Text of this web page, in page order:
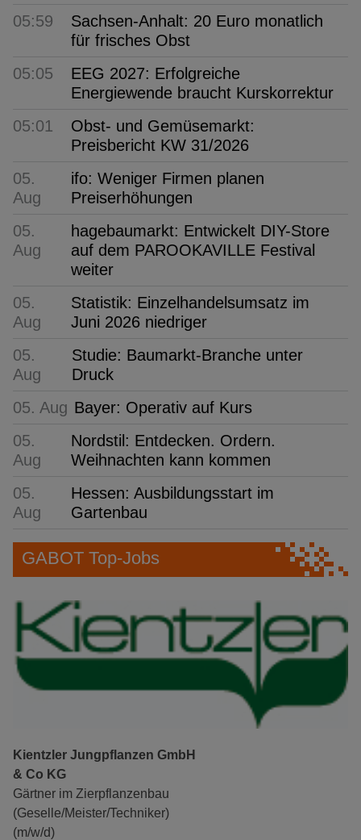
05:59
Sachsen-Anhalt: 20 Euro monatlich
für frisches Obst
05:05
EEG 2027: Erfolgreiche
Energiewende braucht Kurskorrektur
05:01
Obst- und Gemüsemarkt:
Preisbericht KW 31/2026
05.
Aug
ifo: Weniger Firmen planen
Preiserhöhungen
05.
Aug
hagebaumarkt: Entwickelt DIY-Store
auf dem PAROOKAVILLE Festival
weiter
05.
Aug
Statistik: Einzelhandelsumsatz im
Juni 2026 niedriger
05.
Aug
Studie: Baumarkt-Branche unter
Druck
05. Aug Bayer: Operativ auf Kurs
05.
Aug
Nordstil: Entdecken. Ordern.
Weihnachten kann kommen
05.
Aug
Hessen: Ausbildungsstart im
Gartenbau
GABOT Top-Jobs
Kientzler Jungpflanzen GmbH
& Co KG
Gärtner im Zierpflanzenbau
(Geselle/Meister/Techniker)
(m/w/d)